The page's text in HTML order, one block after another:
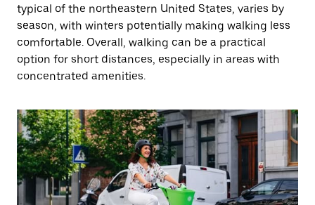
typical of the northeastern United States, varies by
season, with winters potentially making walking less
comfortable. Overall, walking can be a practical
option for short distances, especially in areas with
concentrated amenities.